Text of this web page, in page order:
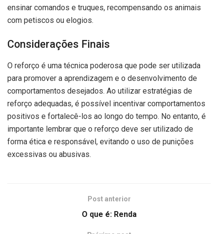
ensinar comandos e truques, recompensando os animais
com petiscos ou elogios.
Considerações Finais
O reforço é uma técnica poderosa que pode ser utilizada
para promover a aprendizagem e o desenvolvimento de
comportamentos desejados. Ao utilizar estratégias de
reforço adequadas, é possível incentivar comportamentos
positivos e fortalecê-los ao longo do tempo. No entanto, é
importante lembrar que o reforço deve ser utilizado de
forma ética e responsável, evitando o uso de punições
excessivas ou abusivas.
Post anterior
O que é: Renda